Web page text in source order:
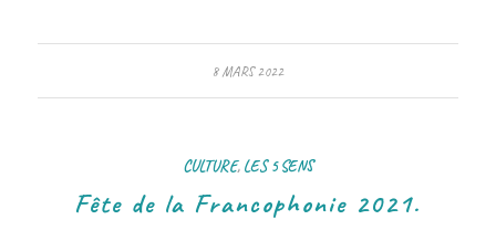
8 MARS 2022
CULTURE, LES 5 SENS
Fête de la Francophonie 2021.